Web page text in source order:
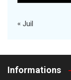
« Juil
Informations